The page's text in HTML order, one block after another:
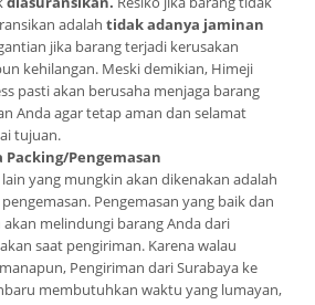
adalah tidak adanya jaminan
jika barang terjadi kerusakan
kehilangan. Meski demikian, Himeji
pasti akan berusaha menjaga barang
Anda agar tetap aman dan selamat
tujuan.
Packing/Pengemasan
lain yang mungkin akan dikenakan adalah
Pengemasan yang baik dan
akan melindungi barang Anda dari
saat pengiriman. Karena walau
Pengiriman dari Surabaya ke
membutuhkan waktu yang lumayan,